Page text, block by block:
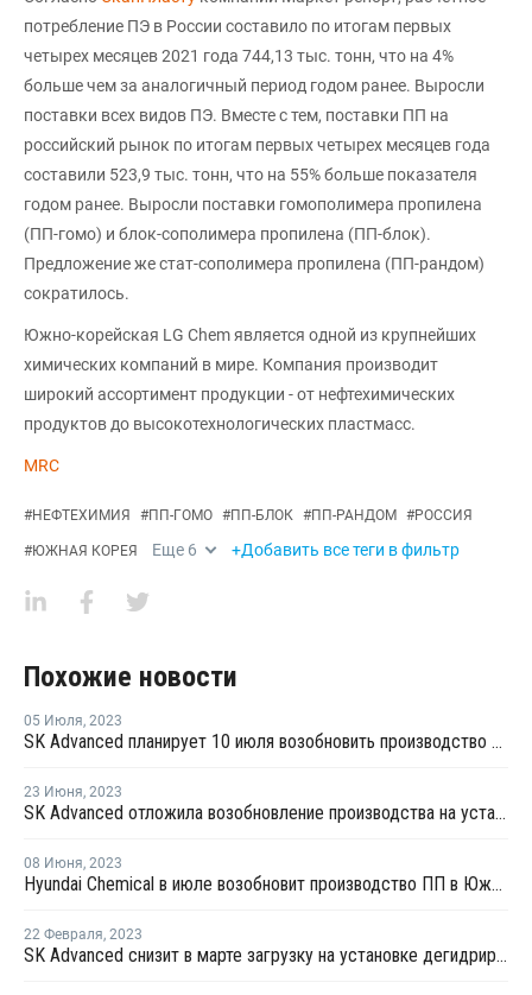
потребление ПЭ в России составило по итогам первых
четырех месяцев 2021 года 744,13 тыс. тонн, что на 4%
больше чем за аналогичный период годом ранее. Выросли
поставки всех видов ПЭ. Вместе с тем, поставки ПП на
российский рынок по итогам первых четырех месяцев года
составили 523,9 тыс. тонн, что на 55% больше показателя
годом ранее. Выросли поставки гомополимера пропилена
(ПП-гомо) и блок-сополимера пропилена (ПП-блок).
Предложение же стат-сополимера пропилена (ПП-рандом)
сократилось.
Южно-корейская LG Chem является одной из крупнейших
химических компаний в мире. Компания производит
широкий ассортимент продукции - от нефтехимических
продуктов до высокотехнологических пластмасс.
MRC
#НЕФТЕХИМИЯ #ПП-ГОМО #ПП-БЛОК #ПП-РАНДОМ #РОССИЯ
#ЮЖНАЯ КОРЕЯ Еще 6 +Добавить все теги в фильтр
Похожие новости
05 Июля, 2023
SK Advanced планирует 10 июля возобновить производство пропилена в Ульсане
23 Июня, 2023
SK Advanced отложила возобновление производства на установке по дегидрированию пропана в Ульсане
08 Июня, 2023
Hyundai Chemical в июле возобновит производство ПП в Южной Корее
22 Февраля, 2023
SK Advanced снизит в марте загрузку на установке дегидрирования пропана в Ульсане